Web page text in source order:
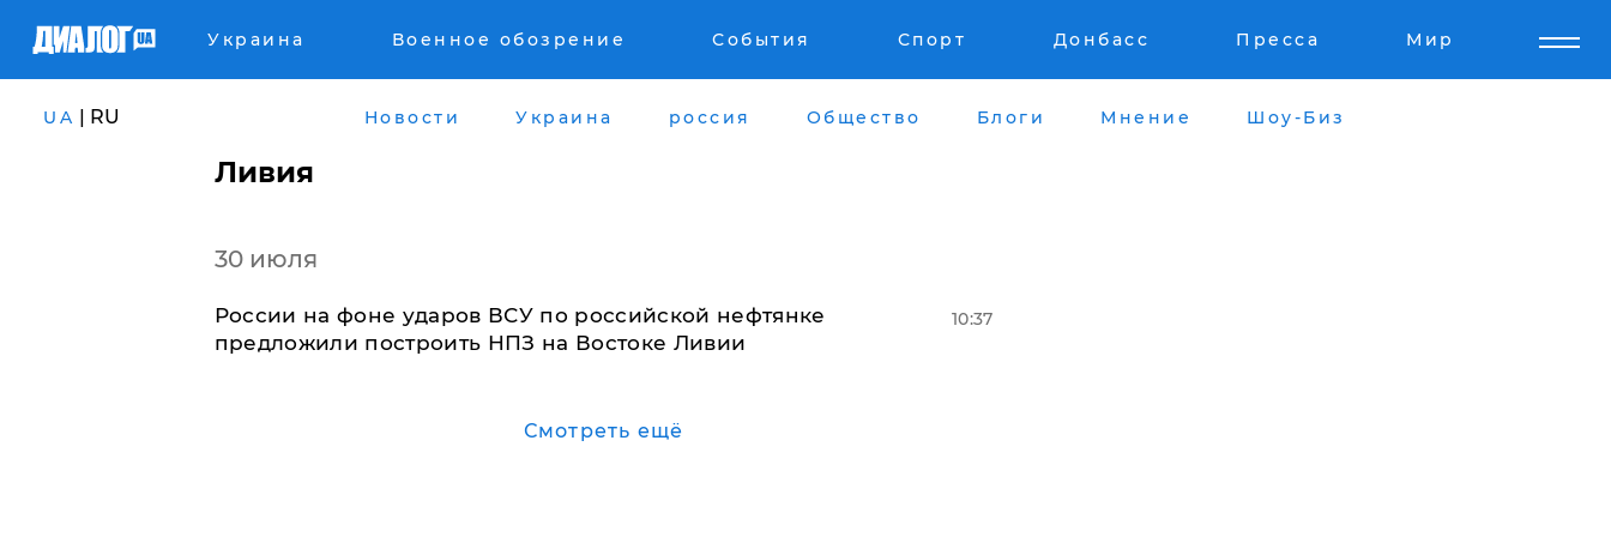
Украина Военное обозрение События Спорт Донбасс Пресса Мир
UA | RU Новости Украина россия Общество Блоги Мнение Шоу-Биз
Ливия
30 июля
России на фоне ударов ВСУ по российской нефтянке
предложили построить НПЗ на Востоке Ливии
10:37
Смотреть ещё